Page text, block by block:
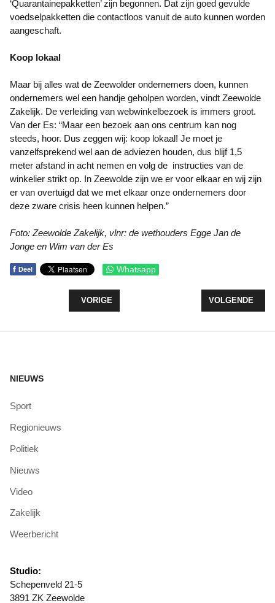
‘Quarantainepakketten’ zijn begonnen. Dat zijn goed gevulde
voedselpakketten die contactloos vanuit de auto kunnen worden
aangeschaft.
Koop lokaal
Maar bij alles wat de Zeewolder ondernemers doen, kunnen
ondernemers wel een handje geholpen worden, vindt Zeewolde
Zakelijk. De verleiding van webwinkelbezoek is immers groot.
Van der Es: “Maar een bezoek aan ons centrum kan nog
steeds, hoor. Dus zeggen wij: koop lokaal! Je moet je
vanzelfsprekend wel aan de adviezen houden, dus blijf 1,5
meter afstand in acht nemen en volg de instructies van de
winkelier strikt op. In Zeewolde zijn we er voor elkaar en wij zijn
er van overtuigd dat we met elkaar onze ondernemers door
deze zware crisis heen kunnen helpen.”
Foto: Zeewolde Zakelijk, vlnr: de wethouders Egge Jan de
Jonge en Wim van der Es
f Deel Whatsapp
VORIG ARTIKEL: ZEEWOLDE IN TOP-3
VORIGE VOLGENDE
VOLGENDE
NIEUWS
Sport
Regionieuws
Politiek
Nieuws
Video
Zakelijk
Weerbericht
Studio:
Schepenveld 21-5
3891 ZK Zeewolde